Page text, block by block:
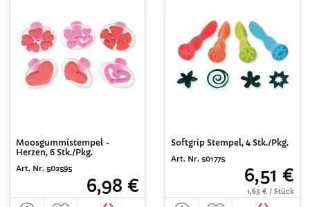
Moosgummistempel -
Herzen, 6 Stk./Pkg.
Art. Nr. 502595
6,98 €
Softgrip Stempel, 4 Stk./Pkg.
Art. Nr. 501775
6,51 €
1,63 € / Stück